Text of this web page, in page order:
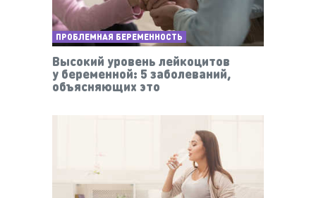
ПРОБЛЕМНАЯ БЕРЕМЕННОСТЬ
Высокий уровень лейкоцитов
у беременной: 5 заболеваний,
объясняющих это